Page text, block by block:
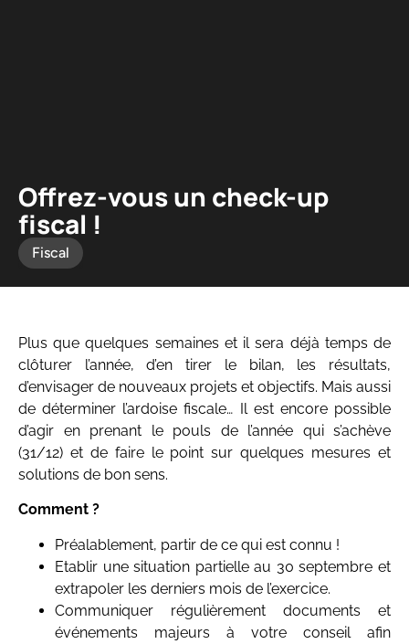
Offrez-vous un check-up
fiscal !
Fiscal
Plus que quelques semaines et il sera déjà temps de
clôturer l’année, d’en tirer le bilan, les résultats,
d’envisager de nouveaux projets et objectifs. Mais aussi
de déterminer l’ardoise fiscale… Il est encore possible
d’agir en prenant le pouls de l’année qui s’achève
(31/12) et de faire le point sur quelques mesures et
solutions de bon sens.
Comment ?
Préalablement, partir de ce qui est connu !
Etablir une situation partielle au 30 septembre et
extrapoler les derniers mois de l’exercice.
Communiquer régulièrement documents et
événements majeurs à votre conseil afin